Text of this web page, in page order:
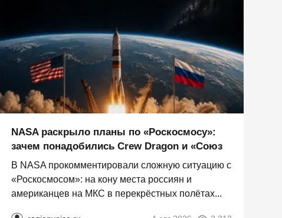
NASA раскрыло планы по «Роскосмосу»:
зачем понадобились Crew Dragon и «Союз
В NASA прокомментировали сложную ситуацию с
«Роскосмосом»: на кону места россиян и
американцев на МКС в перекрёстных полётах...